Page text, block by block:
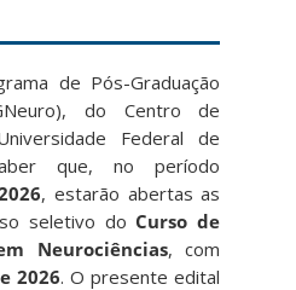
de Pós-Graduação
do Centro de
Federal de
que, no período
, estarão abertas as
seletivo do Curso de
Neurociências, com
2026. O presente edital